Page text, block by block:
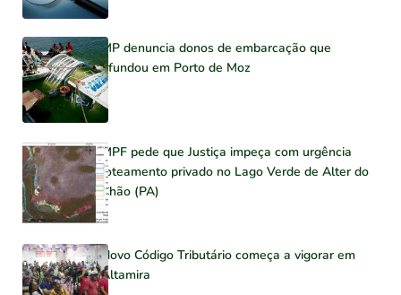
MP denuncia donos de embarcação que
afundou em Porto de Moz
MPF pede que Justiça impeça com urgência
loteamento privado no Lago Verde de Alter do
Chão (PA)
Novo Código Tributário começa a vigorar em
Altamira